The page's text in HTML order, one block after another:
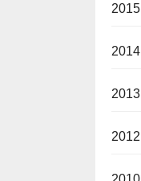
2015
2014
2013
2012